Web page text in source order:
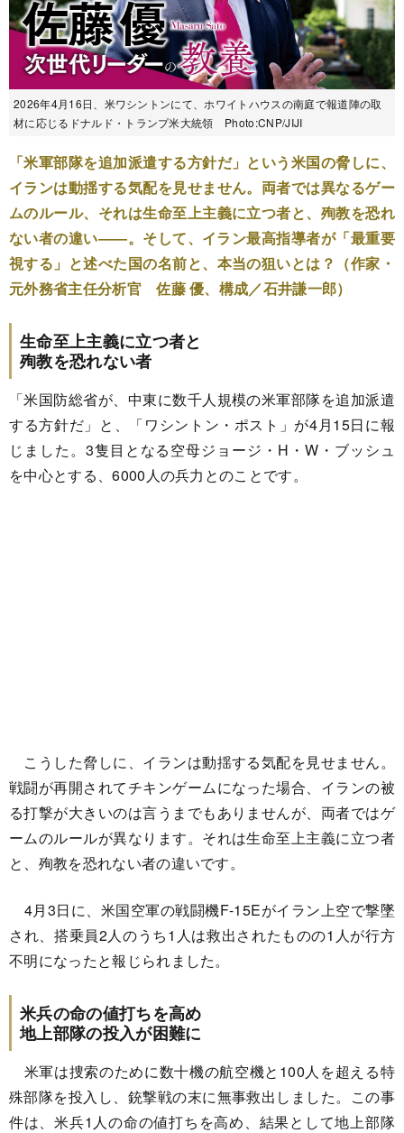
2026年4月16日、米ワシントンにて、ホワイトハウスの南庭で報道陣の取
材に応じるドナルド・トランプ米大統領 Photo:CNP/JIJI
「米軍部隊を追加派遣する方針だ」という米国の脅しに、
イランは動揺する気配を見せません。両者では異なるゲー
ムのルール、それは生命至上主義に立つ者と、殉教を恐れ
ない者の違い――。そして、イラン最高指導者が「最重要
視する」と述べた国の名前と、本当の狙いとは？（作家・
元外務省主任分析官 佐藤 優、構成／石井謙一郎）
生命至上主義に立つ者と
殉教を恐れない者
「米国防総省が、中東に数千人規模の米軍部隊を追加派遣
する方針だ」と、「ワシントン・ポスト」が4月15日に報
じました。3隻目となる空母ジョージ・H・W・ブッシュ
を中心とする、6000人の兵力とのことです。
こうした脅しに、イランは動揺する気配を見せません。
戦闘が再開されてチキンゲームになった場合、イランの被
る打撃が大きいのは言うまでもありませんが、両者ではゲ
ームのルールが異なります。それは生命至上主義に立つ者
と、殉教を恐れない者の違いです。
4月3日に、米国空軍の戦闘機F-15Eがイラン上空で撃墜
され、搭乗員2人のうち1人は救出されたものの1人が行方
不明になったと報じられました。
米兵の命の値打ちを高め
地上部隊の投入が困難に
米軍は捜索のために数十機の航空機と100人を超える特
殊部隊を投入し、銃撃戦の末に無事救出しました。この事
件は、米兵1人の命の値打ちを高め、結果として地上部隊